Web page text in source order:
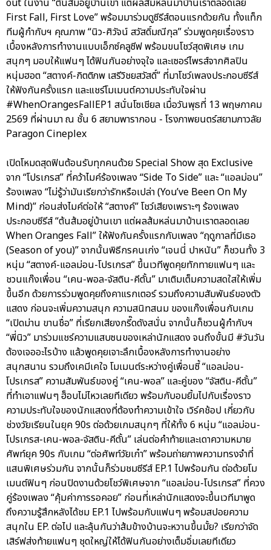
out ในงาน “ต้นส้มอยู่บ้านเขา แต่ผลส้มหล่นมาบ้านเราตลอดเลย
First Fall, First Love” พร้อมมาร่วมดูซีรีส์ตอนแรกด้วยกัน ทั้งแท็ก
ทีมผู้กำกับฯ คุณภาพ “นิว-ศิวัจน์ สวัสดิ์มณีกุล” ร่วมพูดคุยเรื่องราว
เบื้องหลังการทำงานแบบเอ็กซ์คลูซีฟ พร้อมขนโชว์สุดพิเศษ เกม
สนุกๆ มอบให้แฟนๆ ได้ฟินกันอย่างจุใจ และเซอร์ไพรส์จากศิลปิน
หนุ่มฮอต “สตางค์-กิตติภพ เสรีวิชยสวัสดิ์” ที่มาโชว์เพลงประกอบซีรีส์
ให้ฟังกันครั้งแรก และแชร์โมเมนต์ความประทับใจผ่าน
#WhenOrangesFallEP1 สนั่นโซเชียล เมื่อวันพุธที่ 13 พฤษภาคม
2569 ที่ผ่านมา ณ ชั้น 6 สยามพารากอน - โรงภาพยนตร์สยามภาวลัย
Paragon Cineplex
เปิดโหมดสุดฟินต้อนรับทุกคนด้วย Special Show สุด Exclusive
จาก “โปรเกรส” ที่คว้าไมค์ร้องเพลง “Side To Side” และ “แอลม่อน”
ร้องเพลง “ไม่รู้ว่ามันเรียกว่ารักหรือเปล่า (You’ve Been On My
Mind)” ก่อนส่งไมค์ต่อให้ “สตางค์” โชว์เสียงเพราะๆ ร้องเพลง
ประกอบซีรีส์ “ต้นส้มอยู่บ้านเขา แต่ผลส้มหล่นมาบ้านเราตลอดเลย
When Oranges Fall” ให้ฟังกันครั้งแรกกับเพลง “ฤดูกาลที่มีเธอ
(Season of you)” จากนั้นพิธีกรคนเก่ง “เจนนี่ ปาหนัน” ก็ชวนทั้ง 3
หนุ่ม “สตางค์-แอลม่อน-โปรเกรส” ขึ้นเวทีพูดคุยทักทายแฟนๆ และ
ชวนแก๊งเพื่อน “เคน-พอล-จัสติน-คีตั้น” มาเติมเต็มความสดใสให้เพิ่ม
ขึ้นอีก ด้วยการร่วมพูดคุยถึงคาแรกเตอร์ รวมถึงความสัมพันธ์ของตัว
แสดง ก่อนจะเพิ่มความสนุก ความสนิทสนม ของแก๊งเพื่อนกับเกม
“เปิดม่าน ขานชื่อ” ที่เรียกเสียงกรี๊ดดังสนั่น จากนั้นก็ชวนผู้กำกับฯ
“พี่นิว” มาร่วมแชร์ความแสบซนของเหล่านักแสดง จนถึงขั้นมี #วันวัน
ต้องเจออะไรบ้าง แล้วพูดคุยเจาะลึกเบื้องหลังการทำงานอย่าง
สนุกสนาน รวมถึงเคมีเคใจ โมเมนต์ระหว่างคู่เพื่อนซี้ “แอลม่อน-
โปรเกรส” ความสัมพันธ์ของคู่ “เคน-พอล” และคู่ของ “จัสติน-คีตั้น”
ที่ทำเอาแฟนๆ ฮ็อบไม่ไหวเลยทีเดียว พร้อมกับอมยิ้มไปกับเรื่องราว
ความประทับใจของนักแสดงที่ต้องทำความเข้าใจ เวิร์คช้อป เกี่ยวกับ
ช่วงวัยเรียนในยุค 90s ต่อด้วยเกมสนุกๆ ที่ให้ทั้ง 6 หนุ่ม “แอลม่อน-
โปรเกรส-เคน-พอล-จัสติน-คีตั้น” เล่นต่อคำท้ายและเดาความหมาย
ศัพท์ยุค 90s กับเกม “ต่อศัพท์วัยเก๋า” พร้อมถ่ายภาพความทรงจำที่
แสนพิเศษร่วมกัน จากนั้นก็ร่วมชมซีรีส์ EP.1 ไปพร้อมกัน ต่อด้วยโม
เมนต์ฟินๆ ก่อนปิดงานด้วยโชว์พิเศษจาก “แอลม่อน-โปรเกรส” ที่ควง
คู่ร้องเพลง “คุ้มค่าการรอคอย” ก่อนที่เหล่านักแสดงจะขึ้นเวทีมาพูด
ถึงความรู้สึกหลังได้ชม EP.1 ไปพร้อมกับแฟนๆ พร้อมสปอยความ
สนุกใน EP. ต่อไป และลุ้นกันว่าส้มข้างบ้านจะหวานขึ้นมั้ย? เรียกว่าจัด
เสิร์ฟส่งท้ายแฟนๆ ชุดใหญ่ให้ได้ฟินกันอย่างเต็มอิ่มเลยทีเดียว